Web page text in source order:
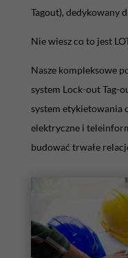
Tagout), dedykowany
Nie wiesz co to jest
Nasze kompleksowe
system Lock-out Tag-
system etykietowania
elektryczne i
budować trwałe